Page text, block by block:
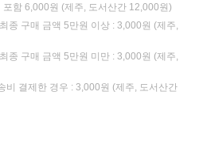
함 6,000원 (제주, 도서산간 12,000원)
종 구매 금액 5만원 이상 : 3,000원 (제주,
종 구매 금액 5만원 미만 : 3,000원 (제주,
비 결제한 경우 : 3,000원 (제주, 도서산간